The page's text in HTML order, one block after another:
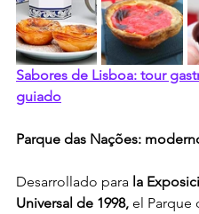
Sabores de Lisboa: tour
guiado
Parque das Nações:
Desarrollado para la
Universal de 1998, el Parque